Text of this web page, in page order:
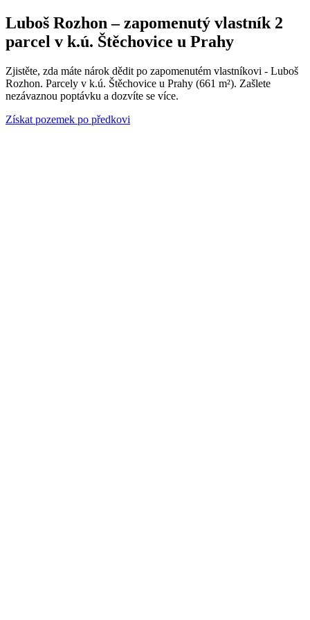
Luboš Rozhon – zapomenutý vlastník 2
parcel v k.ú. Štěchovice u Prahy
Zjistěte, zda máte nárok dědit po zapomenutém vlastníkovi - Luboš
Rozhon. Parcely v k.ú. Štěchovice u Prahy (661 m²). Zašlete
nezávaznou poptávku a dozvíte se více.
Získat pozemek po předkovi